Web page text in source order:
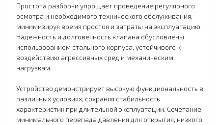
Простота разборки упрощает проведение регулярного
осмотра и необходимого технического обслуживания,
минимизируя время простоя и затраты на эксплуатацию.
Надежность и долговечность клапана обусловлены
использованием стального корпуса, устойчивого к
воздействию агрессивных сред и механическим
нагрузкам.
Устройство демонстрирует высокую функциональность в
различных условиях, сохраняя стабильность
характеристик при длительной эксплуатации. Сочетание
минимального перепада давления для открытия, низкого